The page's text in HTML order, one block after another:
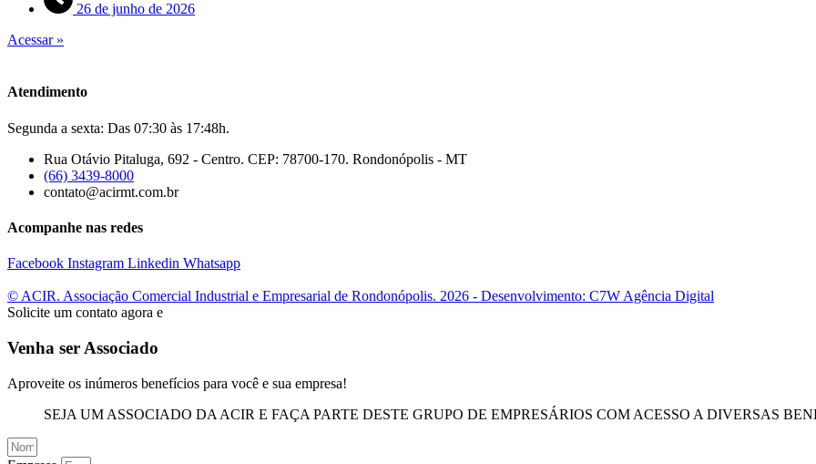
26 de junho de 2026
Acessar »
Atendimento
Segunda a sexta: Das 07:30 às 17:48h.
Rua Otávio Pitaluga, 692 - Centro. CEP: 78700-170. Rondonópolis - MT
(66) 3439-8000
contato@acirmt.com.br
Acompanhe nas redes
Facebook Instagram Linkedin Whatsapp
© ACIR. Associação Comercial Industrial e Empresarial de Rondonópolis. 2026 - Desenvolvimento: C7W Agência Digital
Solicite um contato agora e
Venha ser Associado
Aproveite os inúmeros benefícios para você e sua empresa!
SEJA UM ASSOCIADO DA ACIR E FAÇA PARTE DESTE GRUPO DE EMPRESÁRIOS COM ACESSO A DIVERSAS